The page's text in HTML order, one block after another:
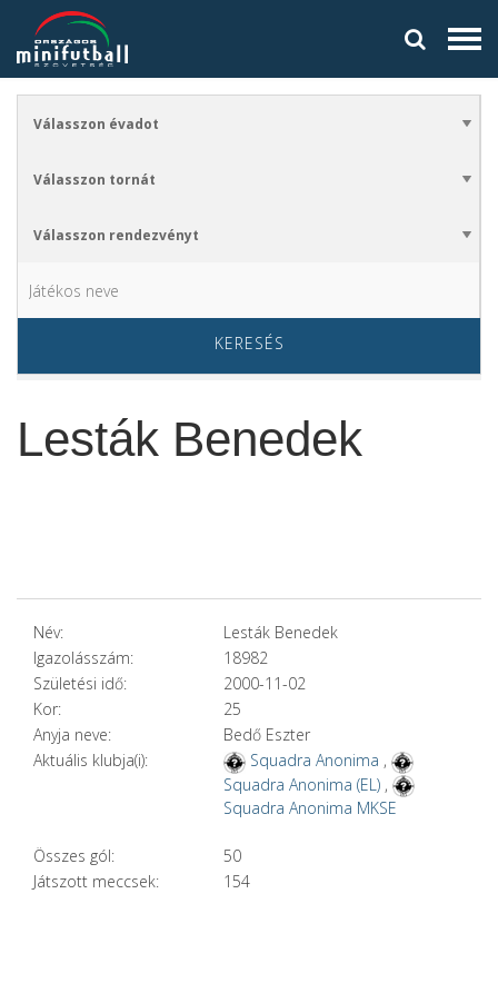
KERESÉS
Lesták Benedek
Név:
Lesták Benedek
Igazolásszám:
18982
Születési idő:
2000-11-02
Kor:
25
Anyja neve:
Bedő Eszter
Aktuális klubja(i):
Squadra Anonima ,
Squadra Anonima (EL),
Squadra Anonima MKSE
Összes gól:
50
Játszott meccsek:
154